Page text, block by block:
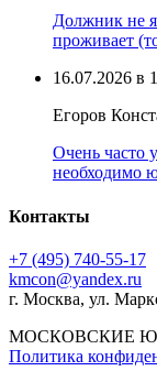
Должник не
проживает
16.07.2026 в
Егоров
Очень часто
необходимо
Контакты
+7 (495) 740‑55‑17
kmcon@yandex.ru
г. Москва, ул.
МОСКОВСКИЕ
Политика